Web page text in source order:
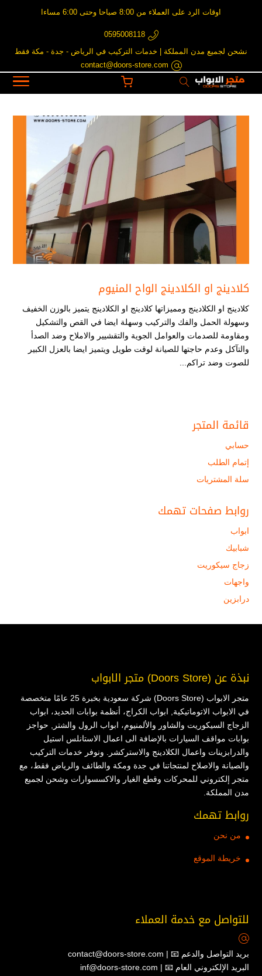
اوقات الرد على العملاء من 8:00 صباحا وحتى 6:00 مساءا
0595008118
نشحن لجميع مدن المملكة | خدمات التركيب في الرياض - جدة - مكة فقط
contact@doors-store.com
كلادينج او الكلادينج الواح المنيوم
كلادينج او الكلادينج ومميزاتها كلادينج او الكلادينج يتميز بالوزن الخفيف
وسهولة الحمل والفك والتركيب وسهلة ايضا في القص والتشكيل
ومقاومة للصدمات والعوامل الجوية والتقشيير والاملاح وضد الصدأ
والتآكل وعدم حاجتها للصيانة لوقت طويل ويتميز ايضا بالعزل الكبير
للصوت وضد تراكم...
قائمة المتجر
حسابي
إتمام الطلب
سلة المشتريات
روابط صفحات تهمك
ابواب
شبابيك
زجاج سيكوريت
واجهات
درابزين
نبذة عن (Doors Store) متجر الابواب
متجر الابواب (Doors Store) شركة سعودية بخبرة 25 عامًا متخصصة
في الابواب الاتوماتيكية, ابواب الكراج، أنظمة بوابات الحديد، ابواب
الزجاج السيكوريت والشاور والألمنيوم، ابواب الرول والشتر, حواجز
بوابات مواقف السيارات بالإضافة الى اعمال الاستانلس استيل
والدرابزينات واعمال الكلادينج والاستركشر. ونوفر خدمات التركيب
والصيانة والاصلاح لمنتجاتنا في جدة ومكة والطائف والرياض فقط، مع
متجر إلكتروني للمحركات وقطع الغيار والاكسسوارات وشحن لجميع
مدن المملكة.
روابط تهمك
من نحن
خريطة الموقع
للتواصل مع خدمة العملاء
contact@doors-store.com | 📧 بريد التواصل والدعم
inf@doors-store.com | 📧 البريد الإلكتروني العام